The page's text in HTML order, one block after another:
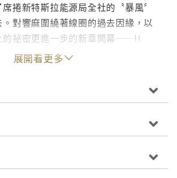
席捲新特斯拉能源局全社的〝暴風〞
對響麻圍繞著線圈的過去因緣，以
的祕密更進一步的新章開幕——!!
展開看更多